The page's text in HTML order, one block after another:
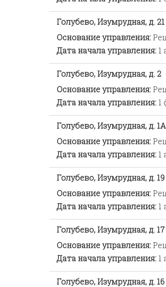
Голубево, Изумрудная, д. 21
Основание управления:
Дата начала управления: 1
Голубево, Изумрудная, д. 2
Основание управления:
Дата начала управления: 1
Голубево, Изумрудная, д. 1А
Основание управления:
Дата начала управления: 1
Голубево, Изумрудная, д. 19
Основание управления:
Дата начала управления: 1
Голубево, Изумрудная, д. 17
Основание управления:
Дата начала управления: 1
Голубево, Изумрудная, д. 16